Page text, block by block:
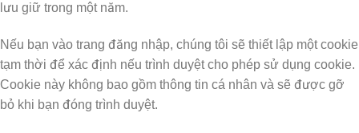
lưu giữ trong một năm.
Nếu bạn vào trang đăng nhập, chúng tôi sẽ thiết lập một cookie
tạm thời để xác định nếu trình duyệt cho phép sử dụng cookie.
Cookie này không bao gồm thông tin cá nhân và sẽ được gỡ
bỏ khi bạn đóng trình duyệt.